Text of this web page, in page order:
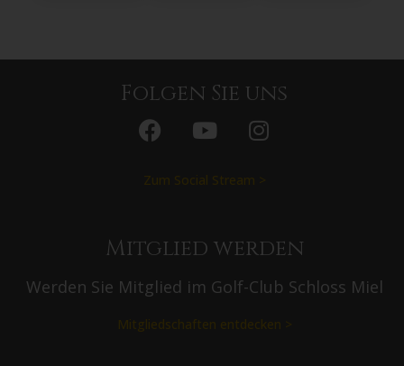
Folgen Sie uns
Zum Social Stream >
Mitglied werden
Werden Sie Mitglied im Golf-Club Schloss Miel
Mitgliedschaften entdecken >